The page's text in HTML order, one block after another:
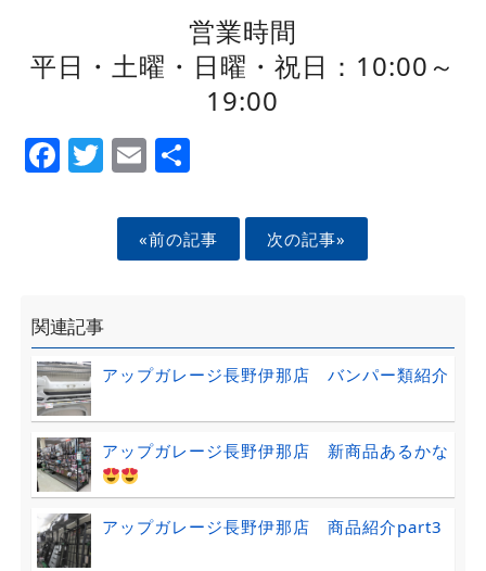
営業時間
平日・土曜・日曜・祝日：10:00～
19:00
Facebook
Twitter
EmailShare
«前の記事 次の記事»
関連記事
アップガレージ長野伊那店 バンパー類紹介
アップガレージ長野伊那店 新商品あるかな
アップガレージ長野伊那店 商品紹介part3